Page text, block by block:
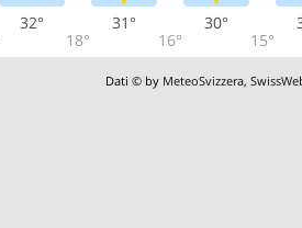
32°
18°
31°
16°
30°
15°
Dati © by MeteoSvizzera,